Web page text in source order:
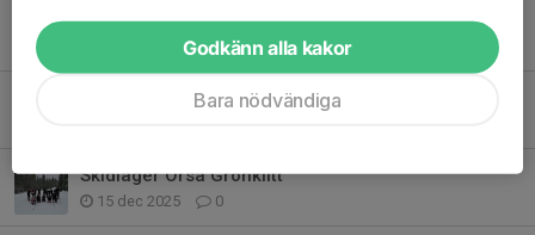
Kära funktionärer - TACK!
0
Välkomna till Årsmöte - 25/2
Skidläger Orsa Grönklitt
15 dec 2025 0
Godkänn alla kakor
Bara nödvändiga